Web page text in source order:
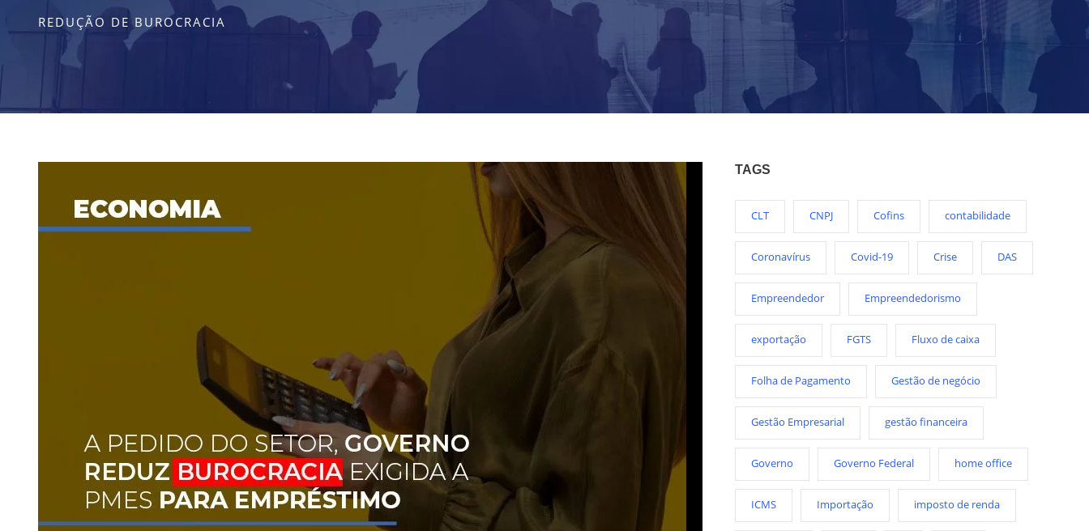
REDUÇÃO DE BUROCRACIA
TAGS
CLT CNPJ Cofins contabilidade
Coronavírus Covid-19 Crise DAS
Empreendedor Empreendedorismo
exportação FGTS Fluxo de caixa
Folha de Pagamento Gestão de negócio
Gestão Empresarial gestão financeira
Governo Governo Federal home office
ICMS Importação imposto de renda